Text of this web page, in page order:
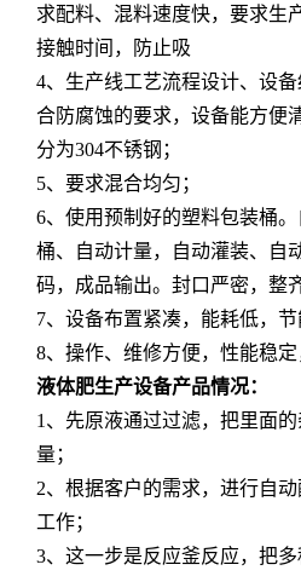
求配料、混料速度快，要求生
接触时间，防止吸
4、生产线工艺流程设计、设
合防腐蚀的要求，设备能方便
分为304不锈钢；
5、要求混合均匀；
6、使用预制好的塑料包装桶
桶、自动计量，自动灌装、自
码，成品输出。封口严密，整
7、设备布置紧凑，能耗低，节
8、操作、维修方便，性能稳定
液体肥生产设备产品情况：
1、先原液通过过滤，把里面
量；
2、根据客户的需求，进行自
工作；
3、这一步是反应釜反应，把